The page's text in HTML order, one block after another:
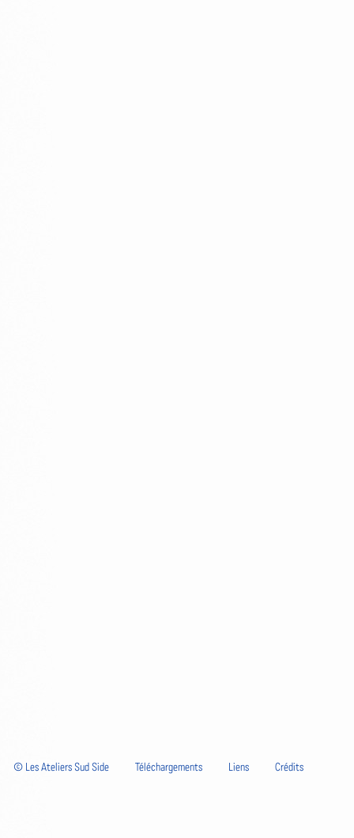
© Les Ateliers Sud Side Téléchargements Liens Crédits